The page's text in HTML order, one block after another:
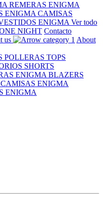
REMERAS ENIGMA
ENIGMA CAMISAS
ENIGMA Ver todo
NIGHT Contacto
us
About
POLLERAS TOPS
SHORTS
ENIGMA BLAZERS
CAMISAS ENIGMA
ENIGMA